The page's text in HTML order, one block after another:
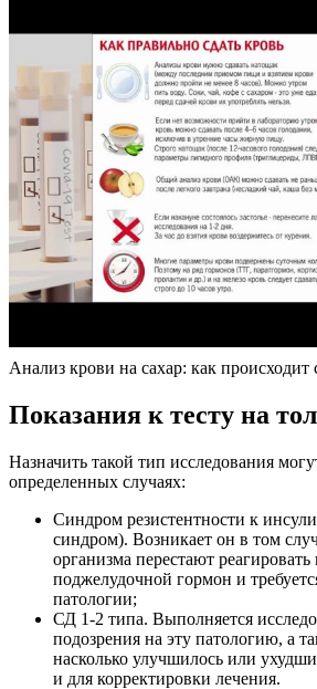
Анализ крови на сахар: как происходит
Показания к тесту на
Назначить такой тип исследования
определенных случаях:
Синдром резистентности к
синдром). Возникает он в том
организма перестают
поджелудочной гормон и
патологии;
СД 1-2 типа. Выполняется
подозрения на эту патологию, а
насколько улучшилось или
и для корректировки лечения.